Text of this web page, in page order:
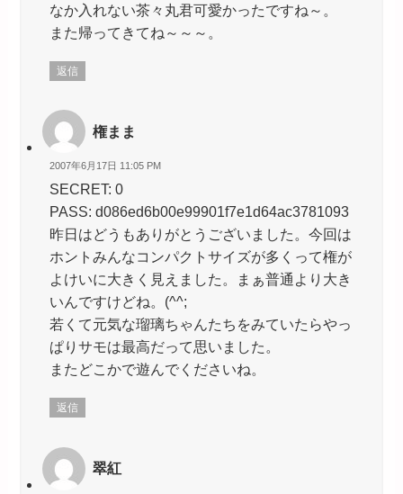
なか入れない茶々丸君可愛かったですね～。
また帰ってきてね～～～。
返信
権まま
2007年6月17日 11:05 PM
SECRET: 0
PASS: d086ed6b00e99901f7e1d64ac3781093
昨日はどうもありがとうございました。今回は
ホントみんなコンパクトサイズが多くって権が
よけいに大きく見えました。まぁ普通より大き
いんですけどね。(^^;
若くて元気な瑠璃ちゃんたちをみていたらやっ
ぱりサモは最高だって思いました。
またどこかで遊んでくださいね。
返信
翠紅